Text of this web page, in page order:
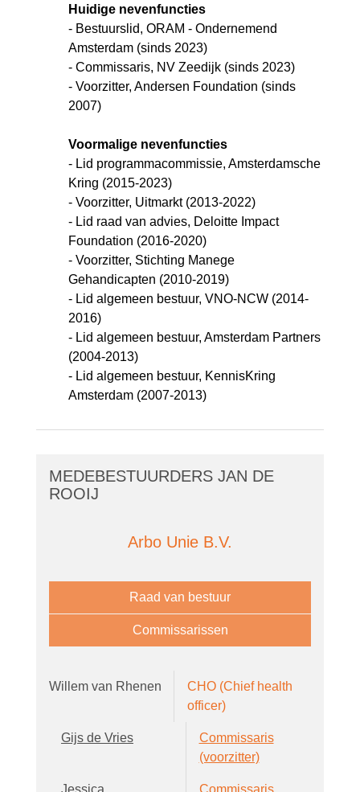
Huidige nevenfuncties
- Bestuurslid, ORAM - Ondernemend
Amsterdam (sinds 2023)
- Commissaris, NV Zeedijk (sinds 2023)
- Voorzitter, Andersen Foundation (sinds
2007)
Voormalige nevenfuncties
- Lid programmacommissie, Amsterdamsche
Kring (2015-2023)
- Voorzitter, Uitmarkt (2013-2022)
- Lid raad van advies, Deloitte Impact
Foundation (2016-2020)
- Voorzitter, Stichting Manege
Gehandicapten (2010-2019)
- Lid algemeen bestuur, VNO-NCW (2014-
2016)
- Lid algemeen bestuur, Amsterdam Partners
(2004-2013)
- Lid algemeen bestuur, KennisKring
Amsterdam (2007-2013)
MEDEBESTUURDERS JAN DE
ROOIJ
Arbo Unie B.V.
Raad van bestuur
Commissarissen
Willem van Rhenen
CHO (Chief health
officer)
Gijs de Vries
Commissaris
(voorzitter)